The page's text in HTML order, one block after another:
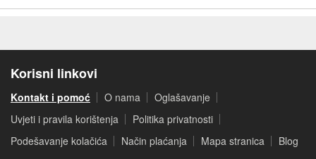
Korisni linkovi
Kontakt i pomoć O nama
Oglašavanje
Uvjeti i pravila korištenja
Politika privatnosti
Podešavanje kolačića
Način plaćanja Mapa stranica Blog